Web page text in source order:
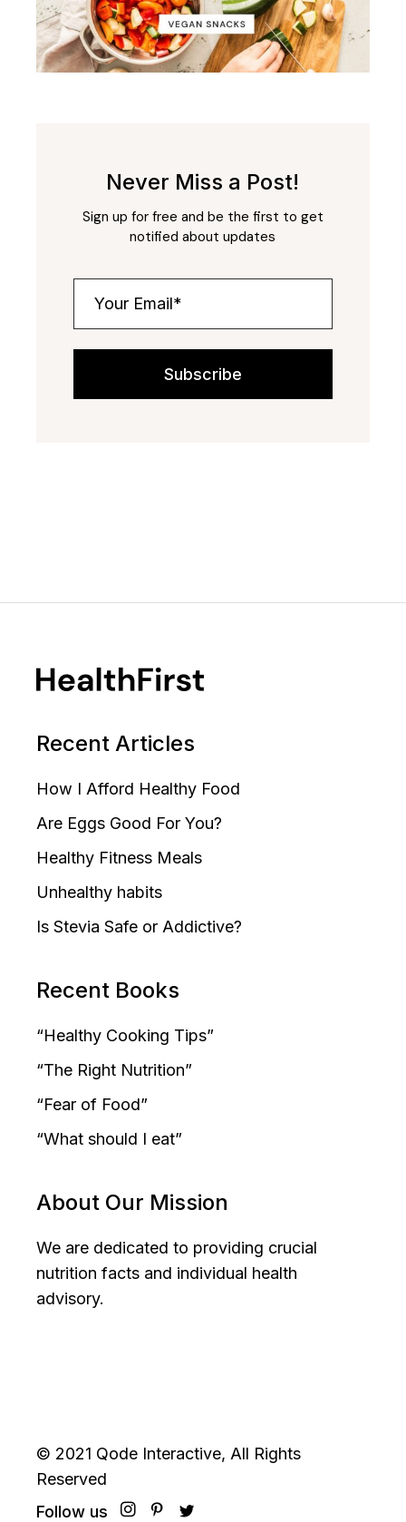
Never Miss a Post!
Sign up for free and be the first to get
notified about updates
Subscribe
Recent Articles
How I Afford Healthy Food
Are Eggs Good For You?
Healthy Fitness Meals
Unhealthy habits
Is Stevia Safe or Addictive?
Recent Books
“Healthy Cooking Tips”
“The Right Nutrition”
“Fear of Food”
“What should I eat”
About Our Mission
We are dedicated to providing crucial
nutrition facts and individual health
advisory.
© 2021 Qode Interactive, All Rights
Reserved
Follow us